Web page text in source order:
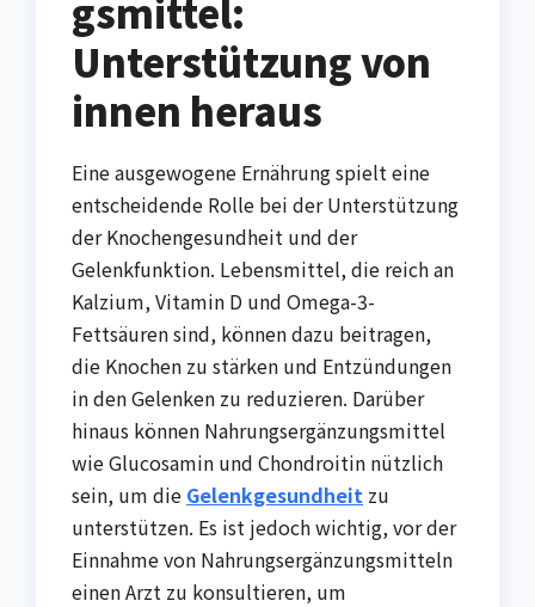
gsmittel:
Unterstützung von
innen heraus
Eine ausgewogene Ernährung spielt eine
entscheidende Rolle bei der Unterstützung
der Knochengesundheit und der
Gelenkfunktion. Lebensmittel, die reich an
Kalzium, Vitamin D und Omega-3-
Fettsäuren sind, können dazu beitragen,
die Knochen zu stärken und Entzündungen
in den Gelenken zu reduzieren. Darüber
hinaus können Nahrungsergänzungsmittel
wie Glucosamin und Chondroitin nützlich
sein, um die Gelenkgesundheit zu
unterstützen. Es ist jedoch wichtig, vor der
Einnahme von Nahrungsergänzungsmitteln
einen Arzt zu konsultieren, um